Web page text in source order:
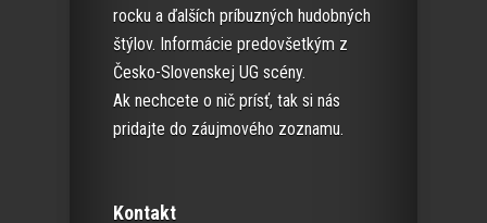
rocku a ďalších príbuzných hudobných
štýlov. Informácie predovšetkým z
Česko-Slovenskej UG scény.
Ak nechcete o nič prísť, tak si nás
pridajte do záujmového zoznamu.
Kontakt